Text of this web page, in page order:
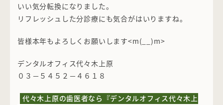
いい気分転換になりました。
リフレッシュした分診療にも気合がはいりますね。
皆様本年もよろしくお願いします<m(__)m>
デンタルオフィス代々木上原
０３－５４５２－４６１８
代々木上原の歯医者なら『デンタルオフィス代々木上